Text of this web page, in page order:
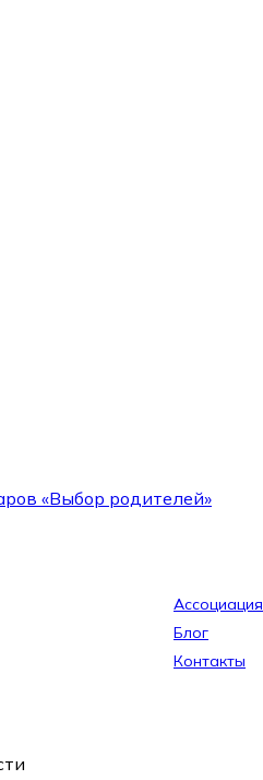
«Выбор родителей»
Ассоциация
Блог
Контакты